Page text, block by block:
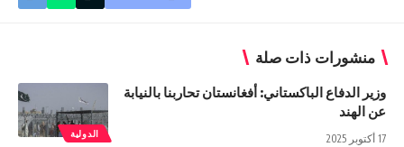
منشورات ذات صلة
الدولية
وزير الدفاع الباكستاني: أفغانستان تحاربنا بالنيابة
عن الهند
17 أكتوبر 2025